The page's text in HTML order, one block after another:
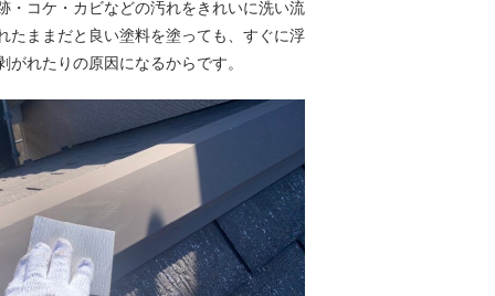
・コケ・カビなどの汚れをきれいに洗い流
たままだと良い塗料を塗っても、すぐに浮
がれたりの原因になるからです。